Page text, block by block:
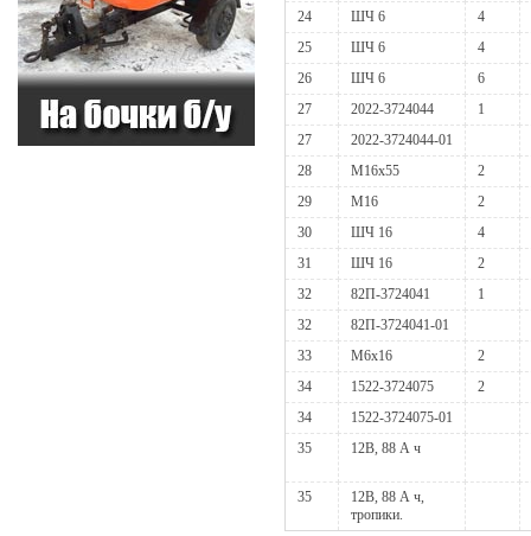
24
ШЧ 6
4
25
ШЧ 6
4
26
ШЧ 6
6
27
2022-3724044
1
27
2022-3724044-01
28
М16х55
2
29
М16
2
30
ШЧ 16
4
31
ШЧ 16
2
32
82П-3724041
1
32
82П-3724041-01
33
М6х16
2
34
1522-3724075
2
34
1522-3724075-01
35
12В, 88 А ч
35
12В, 88 А ч,
тропики.